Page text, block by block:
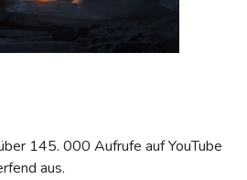
145. 000 Aufrufe auf YouTube
aus.